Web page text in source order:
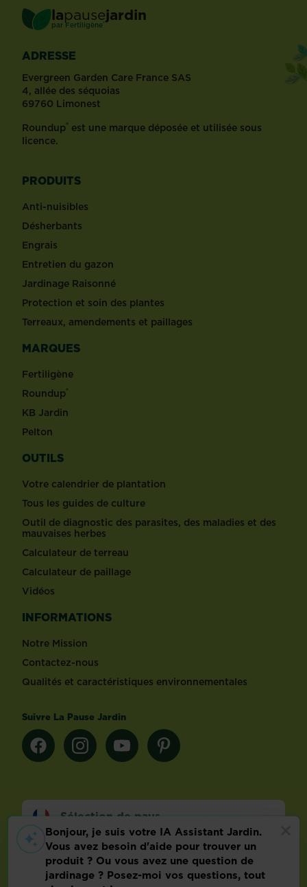
lapausejardin
par Fertiligène ®
ADRESSE
Evergreen Garden Care France SAS
4, allée des séquoias
69760 Limonest
Roundup® est une marque déposée et utilisée sous
licence.
PRODUITS
Anti-nuisibles
Désherbants
Engrais
Entretien du gazon
Jardinage Raisonné
Protection et soin des plantes
Terreaux, amendements et paillages
MARQUES
Fertiligène
Roundup®
KB Jardin
Pelton
OUTILS
Votre calendrier de plantation
Tous les guides de culture
Outil de diagnostic des parasites, des maladies et des
mauvaises herbes
Calculateur de terreau
Calculateur de paillage
Vidéos
INFORMATIONS
Notre Mission
Contactez-nous
Qualités et caractéristiques environnementales
Suivre La Pause Jardin
Sélection de pays
Footer
Mentions légalesFAQ
Politique relative aux données personnelles